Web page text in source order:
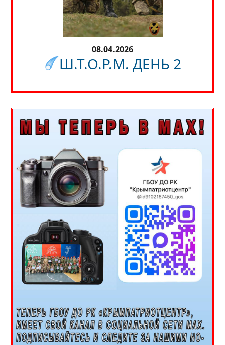
08.04.2026
Ш.Т.О.Р.М. ДЕНЬ 2